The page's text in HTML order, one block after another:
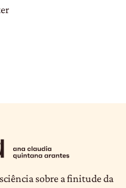
sobre a finitude da